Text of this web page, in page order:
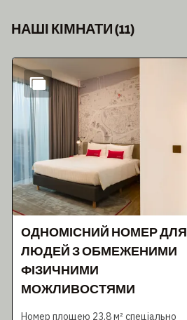
НАШІ КІМНАТИ(11)
Слайд 1 з 11
ОДНОМІСНИЙ НОМЕР ДЛЯ
ЛЮДЕЙ З ОБМЕЖЕНИМИ
ФІЗИЧНИМИ
МОЖЛИВОСТЯМИ
Номер площею 23,8 м² спеціально